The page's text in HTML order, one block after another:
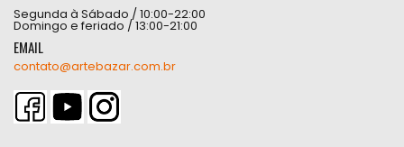
Segunda à Sábado / 10:00-22:00
Domingo e feriado / 13:00-21:00
EMAIL
contato@artebazar.com.br